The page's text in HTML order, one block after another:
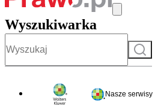
Wyszukiwarka
Szukaj
Nasze serwisy